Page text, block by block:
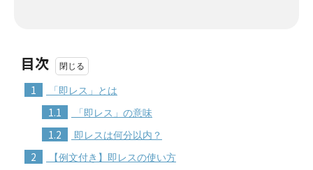
目次
1 「即レス」とは
1.1 「即レス」の意味
1.2 即レスは何分以内？
2 【例文付き】即レスの使い方